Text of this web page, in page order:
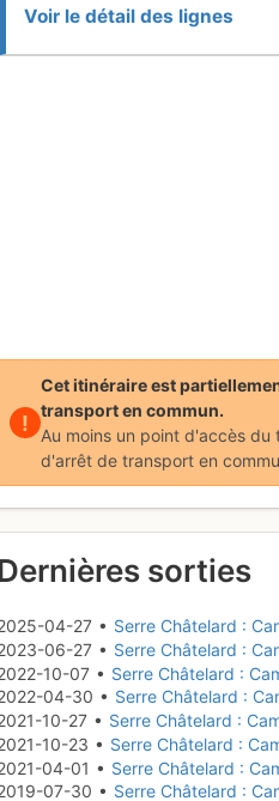
Voir le détail des lignes
!
Cet itinéraire est
transport en commun.
Au moins un point d'accès du
d'arrêt de transport en
sorties
04-27 • Serre Châtelard :
06-27 • Serre Châtelard :
10-07 • Serre Châtelard :
04-30 • Serre Châtelard :
10-27 • Serre Châtelard :
10-23 • Serre Châtelard :
04-01 • Serre Châtelard :
07-30 • Serre Châtelard :